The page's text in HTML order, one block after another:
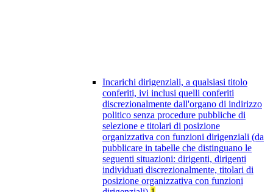
Incarichi dirigenziali, a qualsiasi titolo
conferiti, ivi inclusi quelli conferiti
discrezionalmente dall'organo di indirizzo
politico senza procedure pubbliche di
selezione e titolari di posizione
organizzativa con funzioni dirigenziali (da
pubblicare in tabelle che distinguano le
seguenti situazioni: dirigenti, dirigenti
individuati discrezionalmente, titolari di
posizione organizzativa con funzioni